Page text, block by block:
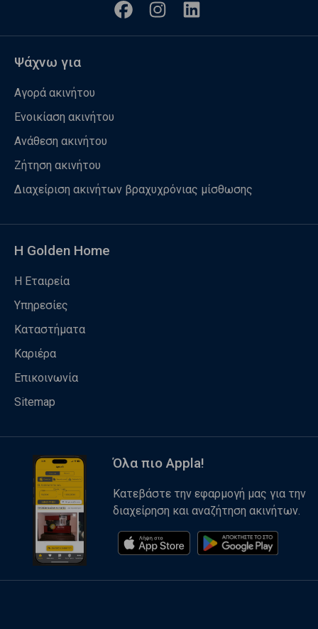
Ψάχνω για
Αγορά ακινήτου
Ενοικίαση ακινήτου
Ανάθεση ακινήτου
Ζήτηση ακινήτου
Διαχείριση ακινήτων βραχυχρόνιας μίσθωσης
Η Golden Home
Η Εταιρεία
Υπηρεσίες
Καταστήματα
Καριέρα
Επικοινωνία
Sitemap
Όλα πιο Appla!
Κατεβάστε την εφαρμογή μας για την
διαχείρηση και αναζήτηση ακινήτων.